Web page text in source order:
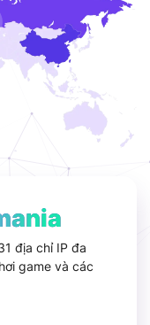
địa chỉ IP đa
game và các